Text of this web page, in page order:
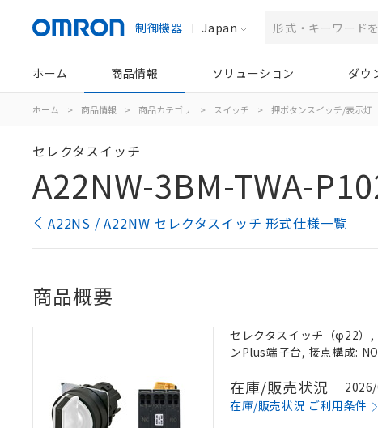
制御機器 Japan
ホーム 商品情報 ソリューション ダウ
ホーム > 商品情報 > 商品カテゴリ > スイッチ > 押ボタンスイッチ/表示灯
セレクタスイッチ
A22NW-3BM-TWA-
A22NS / A22NW セレクタスイッチ 形式仕様一覧
商品概要
セレクタスイッチ（φ22）,
ンPlus端子台, 接点構成:
在庫/販売状況
在庫/販売状況 ご利用条件